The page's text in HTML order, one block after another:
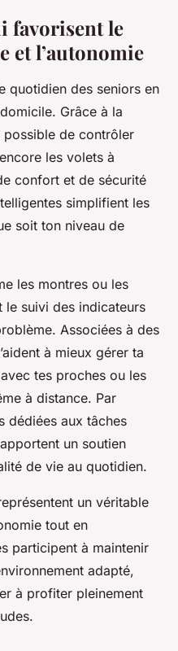
favorisent le
et l’autonomie
quotidien des seniors en
Grâce à la
de contrôler
les volets à
confort et de sécurité
simplifient les
soit ton niveau de
les montres ou les
le suivi des indicateurs
Associées à des
à mieux gérer ta
tes proches ou les
à distance. Par
dédiées aux tâches
un soutien
de vie au quotidien.
un véritable
tout en
participent à maintenir
adapté,
à profiter pleinement